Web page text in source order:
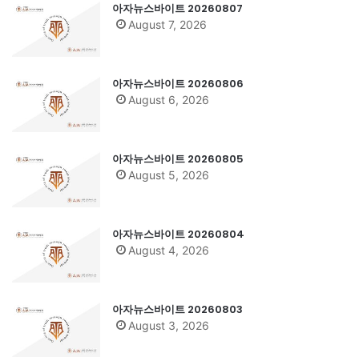
아자뉴스바이트 20260807
August 7, 2026
아자뉴스바이트 20260806
August 6, 2026
아자뉴스바이트 20260805
August 5, 2026
아자뉴스바이트 20260804
August 4, 2026
아자뉴스바이트 20260803
August 3, 2026